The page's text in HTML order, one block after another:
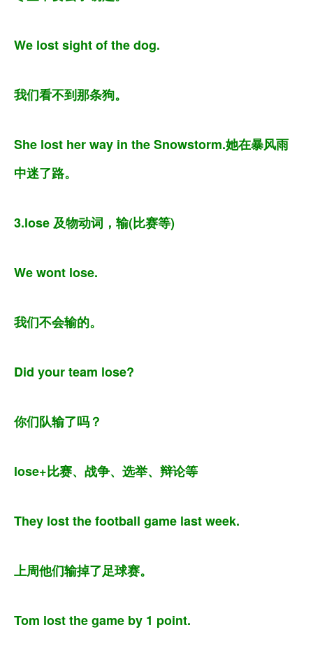
We lost sight of the dog.
我们看不到那条狗。
She lost her way in the Snowstorm.她在暴风雨
中迷了路。
3.lose 及物动词，输(比赛等)
We wont lose.
我们不会输的。
Did your team lose?
你们队输了吗？
lose+比赛、战争、选举、辩论等
They lost the football game last week.
上周他们输掉了足球赛。
Tom lost the game by 1 point.